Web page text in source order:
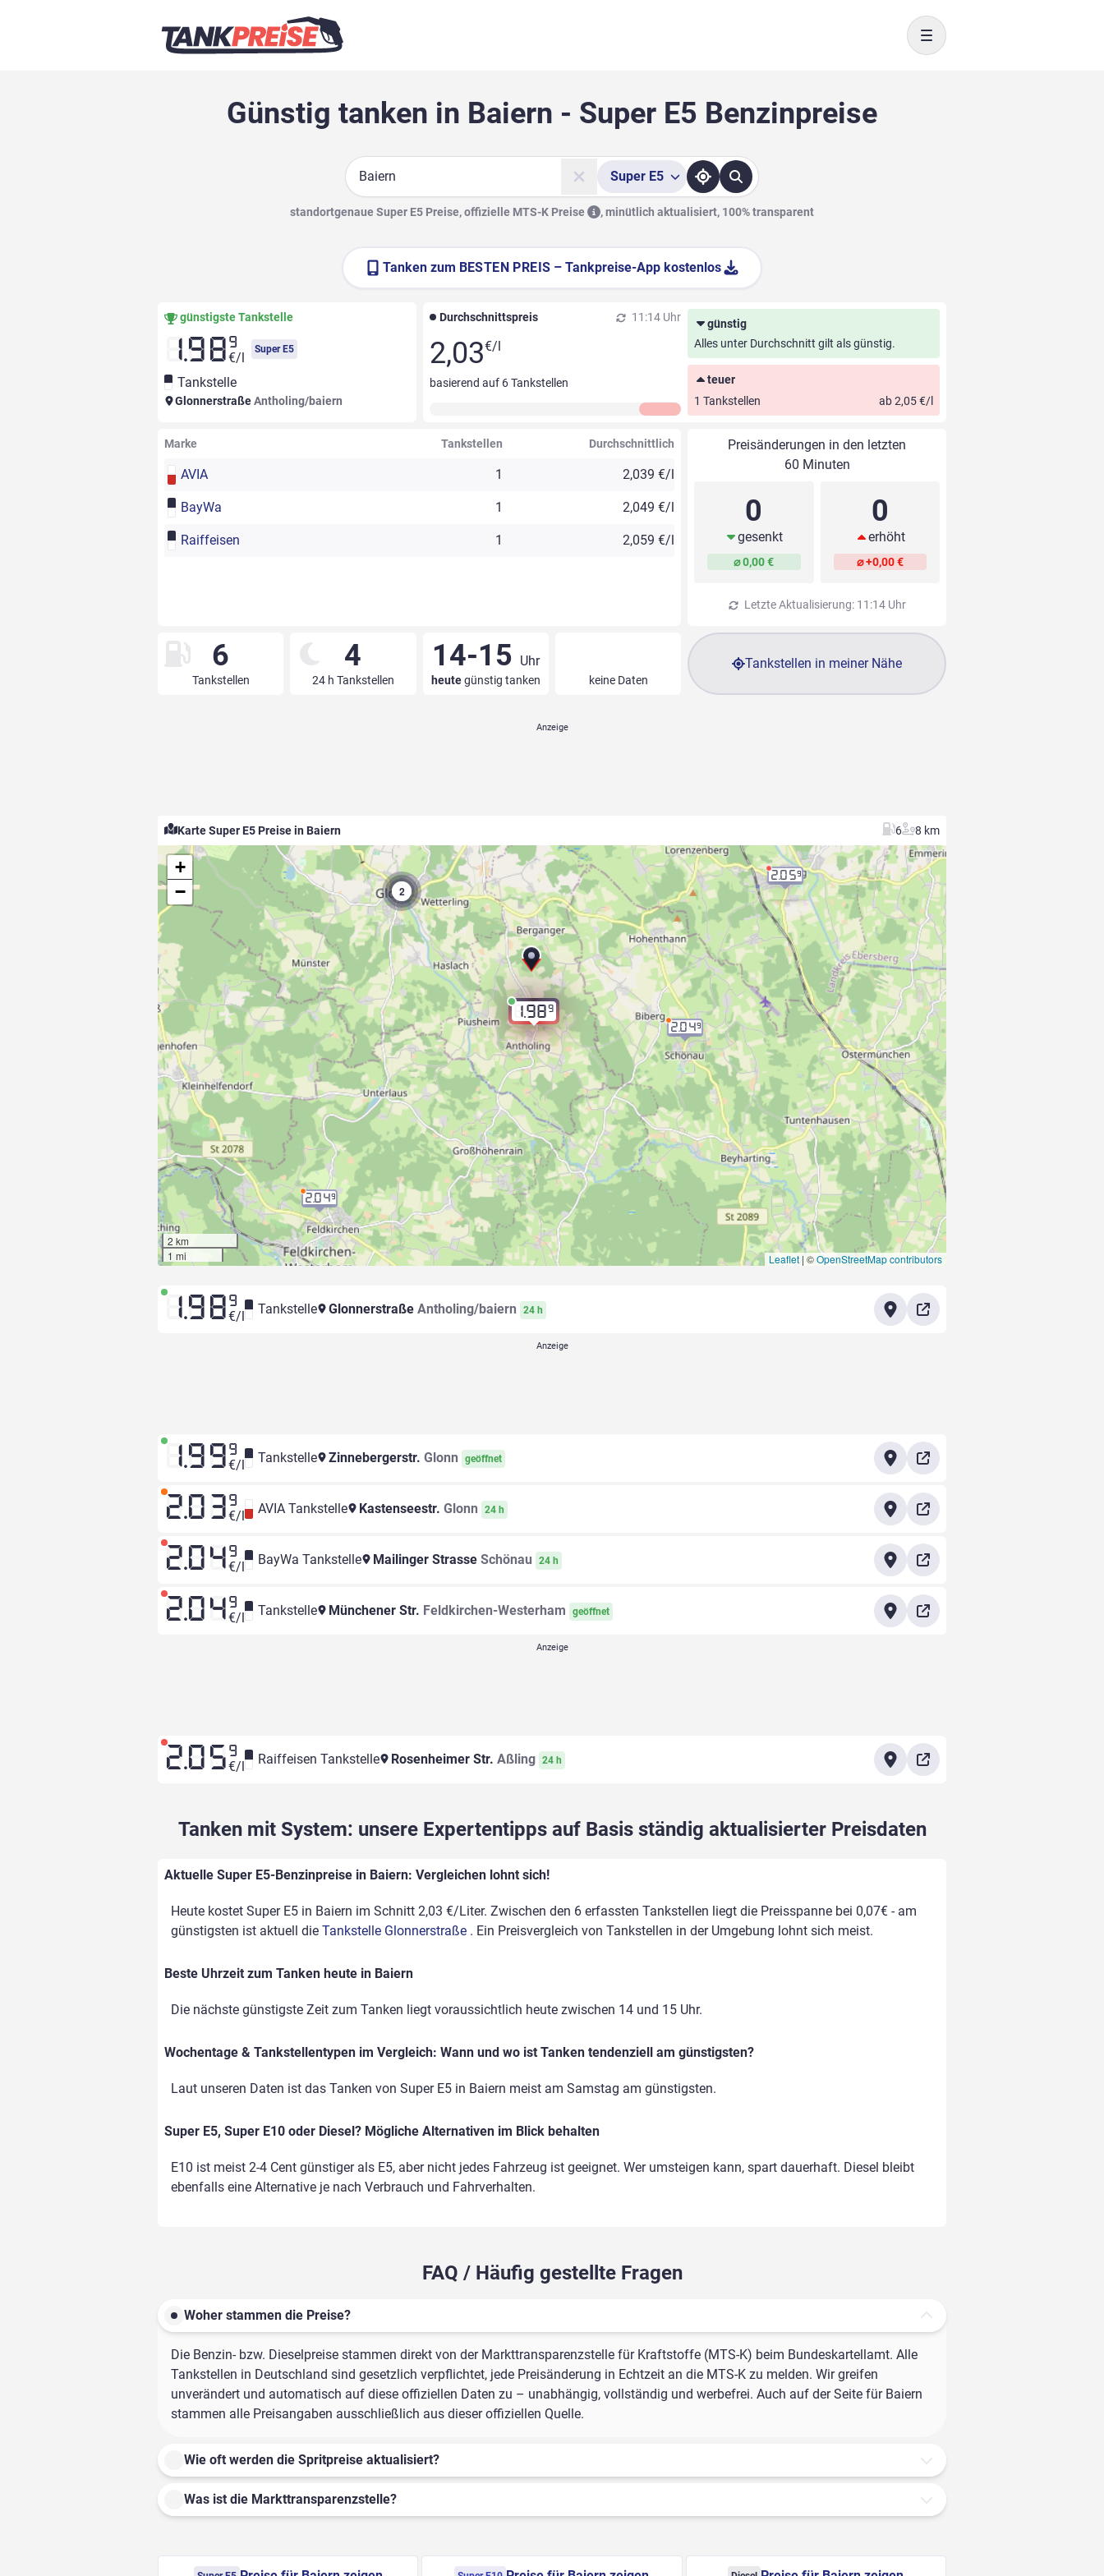
Toggle navigation
Günstig tanken in Baiern - Super E5 Benzinpreise
Suche
Super E5
standortgenaue Super E5 Preise, offizielle MTS-K Preise ,minütlich aktualisiert, 100% transparent
Tanken zum BESTEN PREIS – Tankpreise-App kostenlos
günstigste Tankstelle
1.98 9
€/l
Super E5
Tankstelle
GlonnerstraßeAntholing/baiern
Durchschnittspreis 11:14 Uhr
2,03€/l
basierend auf 6Tankstellen
günstig
Alles unter Durchschnitt gilt als günstig.
teuer
1 Tankstellen
ab 2,05 €/l
Marke Tankstellen Durchschnittlich
AVIA 1 2,039 €/l
BayWa 1 2,049 €/l
Raiffeisen 1 2,059 €/l
Preisänderungen in den letzten
60 Minuten
0
gesenkt
⌀ 0,00 €
0
erhöht
⌀ +0,00 €
Letzte Aktualisierung: 11:14 Uhr
6
Tankstellen
4
24 h Tankstellen
14-15 Uhr
heutegünstig tanken keine Daten
Tankstellen in meiner Nähe
Karte Super E5 Preise in Baiern 6 8 km
1.989
2.059
2.049
2.049
2
+
−
2 km
1 mi
Leaflet | ©OpenStreetMap contributors
1.98 9
€/l Tankstelle Glonnerstraße Antholing/baiern 24 h
1.99 9
€/l Tankstelle Zinnebergerstr. Glonn geöffnet
2.03 9
€/l AVIA Tankstelle Kastenseestr. Glonn 24 h
2.04 9
€/l BayWa Tankstelle Mailinger Strasse Schönau 24 h
2.04 9
€/l Tankstelle Münchener Str. Feldkirchen-Westerham geöffnet
2.05 9
€/l Raiffeisen Tankstelle Rosenheimer Str. Aßling 24 h
Tanken mit System: unsere Expertentipps auf Basis ständig aktualisierter Preisdaten
Aktuelle Super E5-Benzinpreise in Baiern: Vergleichen lohnt sich!
Heute kostet Super E5 in Baiern im Schnitt 2,03 €/Liter. Zwischen den 6 erfassten Tankstellen liegt die Preisspanne bei 0,07€ - am
günstigsten ist aktuell die Tankstelle Glonnerstraße . Ein Preisvergleich von Tankstellen in der Umgebung lohnt sich meist.
Beste Uhrzeit zum Tanken heute in Baiern
Die nächste günstigste Zeit zum Tanken liegt voraussichtlich heute zwischen 14 und 15 Uhr.
Wochentage & Tankstellentypen im Vergleich: Wann und wo ist Tanken tendenziell am günstigsten?
Laut unseren Daten ist das Tanken von Super E5 in Baiern meist am Samstag am günstigsten.
Super E5, Super E10 oder Diesel? Mögliche Alternativen im Blick behalten
E10 ist meist 2-4 Cent günstiger als E5, aber nicht jedes Fahrzeug ist geeignet. Wer umsteigen kann, spart dauerhaft. Diesel bleibt
ebenfalls eine Alternative je nach Verbrauch und Fahrverhalten.
FAQ / Häufig gestellte Fragen
Woher stammen die Preise?
Die Benzin- bzw. Dieselpreise stammen direkt von der Markttransparenzstelle für Kraftstoffe (MTS-K) beim Bundeskartellamt. Alle
Tankstellen in Deutschland sind gesetzlich verpflichtet, jede Preisänderung in Echtzeit an die MTS-K zu melden. Wir greifen
unverändert und automatisch auf diese offiziellen Daten zu – unabhängig, vollständig und werbefrei. Auch auf der Seite für Baiern
stammen alle Preisangaben ausschließlich aus dieser offiziellen Quelle.
Wie oft werden die Spritpreise aktualisiert?
Was ist die Markttransparenzstelle?